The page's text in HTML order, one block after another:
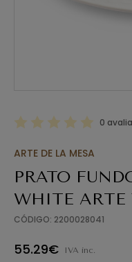
0
ARTE DE LA MESA
PRATO
WHITE ARTE
CÓDIGO: 2200028041
55.29€ IVA inc.